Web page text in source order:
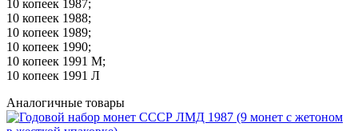
10 копеек 1987;
10 копеек 1988;
10 копеек 1989;
10 копеек 1990;
10 копеек 1991 М;
10 копеек 1991 Л
Аналогичные товары